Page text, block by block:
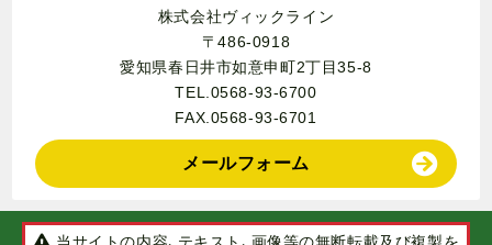
株式会社ヴィックライン
〒486-0918
愛知県春日井市如意申町2丁目35-8
TEL.0568-93-6700
FAX.0568-93-6701
メールフォーム
当サイトの内容、テキスト、画像等の無断転載及び複製を